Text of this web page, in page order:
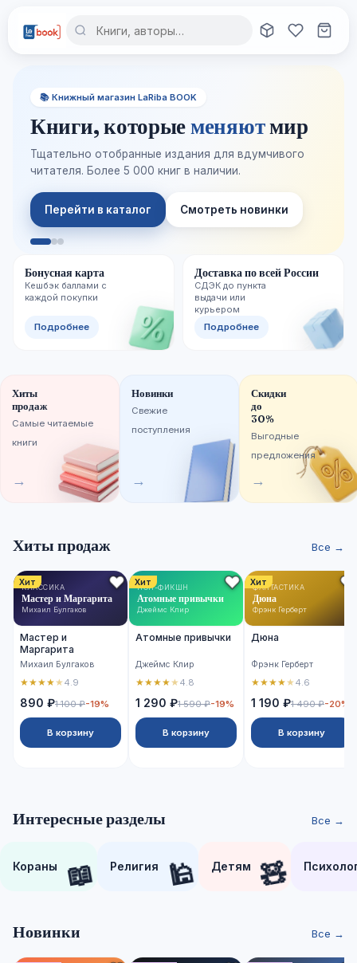
📚 Книжный магазин LaRiba BOOK
Книги, которыеменяютмир
Тщательно отобранные издания для вдумчивого
читателя. Более 5 000 книг в наличии.
Перейти в каталог Смотреть новинки
Бонусная карта
Кешбэк баллами с
каждой покупки
Подробнее
Доставка по всей России
СДЭК до пункта
выдачи или
курьером
Подробнее
Хиты
продаж
Самые читаемые
книги
→
Новинки
Свежие
поступления
→
Скидки
до
30%
Выгодные
предложения
→
Хиты продаж Все →
Хит
КЛАССИКА
Мастер и Маргарита
Михаил Булгаков
Мастер и
Маргарита
Михаил Булгаков
★★★★★4.9
890 ₽1 100 ₽-19%
В корзину
Хит
НОН-ФИКШН
Атомные привычки
Джеймс Клир
Атомные привычки
Джеймс Клир
★★★★★4.8
1 290 ₽1 590 ₽-19%
В корзину
Хит
ФАНТАСТИКА
Дюна
Фрэнк Герберт
Дюна
Фрэнк Герберт
★★★★★4.6
1 190 ₽1 490 ₽-20%
В корзину
Интересные разделы Все →
Кораны 📖 Религия 🕌 Детям 🧸
Новинки Все →